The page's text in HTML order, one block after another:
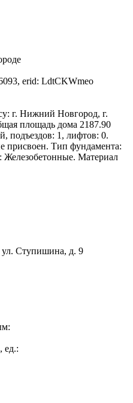
erid: LdtCKWmeo
г. Нижний Новгород, г.
площадь дома 2187.90
подъездов: 1, лифтов: 0.
присвоен. Тип фундамента:
Материал
Ступишина, д. 9
ед.: